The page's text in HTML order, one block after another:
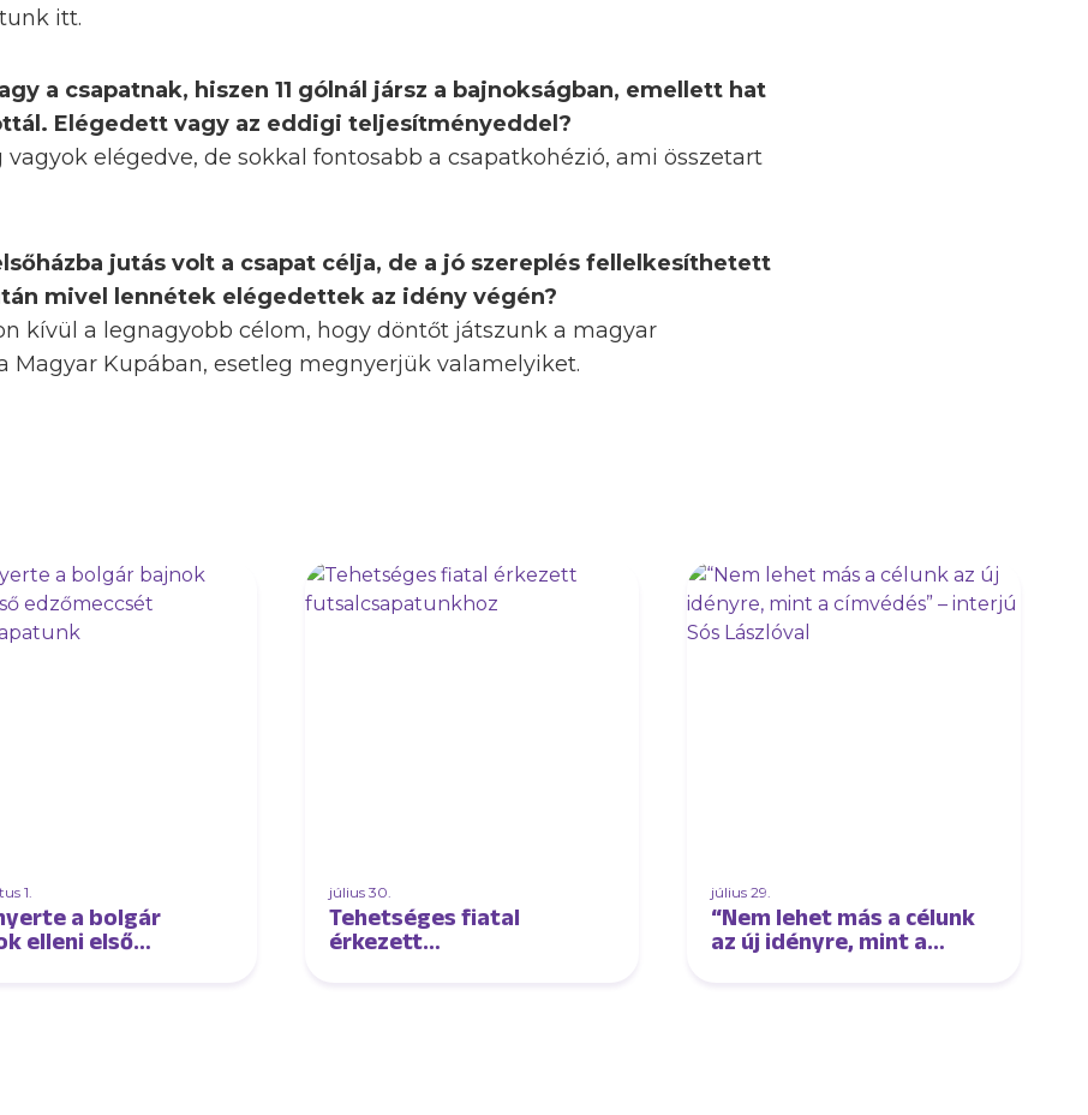
itt.
a csapatnak, hiszen 11 gólnál jársz a bajnokságban, emellett hat
Elégedett vagy az eddigi teljesítményeddel?
vagyok elégedve, de sokkal fontosabb a csapatkohézió, ami összetart
jutás volt a csapat célja, de a jó szereplés fellelkesíthetett
mivel lennétek elégedettek az idény végén?
kívül a legnagyobb célom, hogy döntőt játszunk a magyar
Magyar Kupában, esetleg megnyerjük valamelyiket.
1.
a bolgár
elleni első
július 30.
Tehetséges fiatal
érkezett
július 29.
“Nem lehet más a célunk
az új idényre, mint a